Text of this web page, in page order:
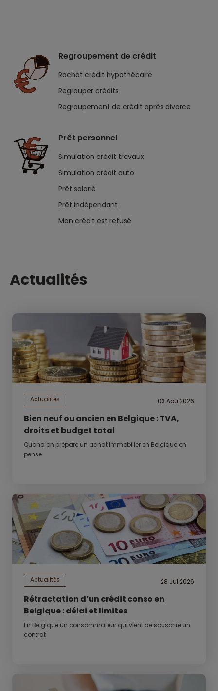
Regroupement de crédit
Rachat crédit hypothécaire
Regrouper crédits
Regroupement de crédit après divorce
Prêt personnel
Simulation crédit travaux
Simulation crédit auto
Prêt salarié
Prêt indépendant
Mon crédit est refusé
Actualités
Actualités 03 Aoû 2026
Bien neuf ou ancien en Belgique : TVA,
droits et budget total
Quand on prépare un achat immobilier en Belgique on
pense
Actualités 28 Jul 2026
Rétractation d’un crédit conso en
Belgique : délai et limites
En Belgique un consommateur qui vient de souscrire un
contrat